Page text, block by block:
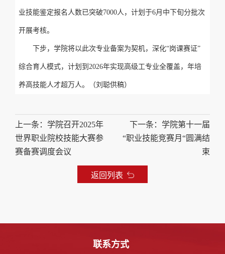
业技能鉴定报名人数已突破7000人，计划于6月中下旬分批次
开展考核。
下步，学院将以此次专业备案为契机，深化“岗课赛证”
综合育人模式，计划到2026年实现高级工专业全覆盖，年培
养高技能人才超万人。（刘聪供稿）
上一条：学院召开2025年
世界职业院校技能大赛参
赛备赛调度会议
下一条：学院第十一届
“职业技能竞赛月“圆满结
束
返回列表
联系方式